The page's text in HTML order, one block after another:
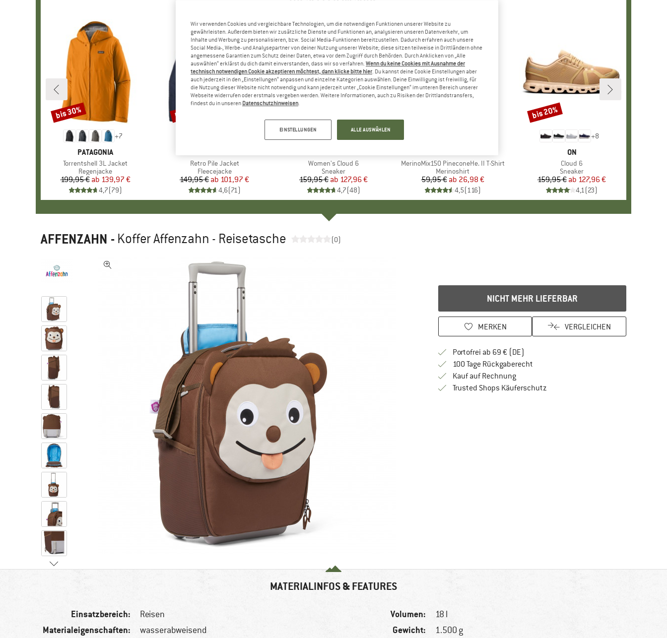
+7
MARKE
PATAGONIA
Artikel
Torrentshell 3L Jacket
Produktgruppe
Regenjacke
Preis
199,95 € reduzierter Preis
ab 139,97 €
4,7(79)
Rabatt
bis 30%
Artikel
Retro Pile Jacket
Produktgruppe
Fleecejacke
Preis
149,95 € reduzierter Preis
ab 101,97 €
4,6(71)
Rabatt
bis 32%
Artikel
Women's Cloud 6
Produktgruppe
Sneaker
Preis
159,95 € reduzierter Preis
ab 127,96 €
4,7(48)
Artikel
MerinoMix150 PineconeHe. II T-Shirt
Produktgruppe
Merinoshirt
Preis
59,95 € reduzierter Preis
ab 26,98 €
4,5(116)
+8
MARKE
ON
Artikel
Cloud 6
Produktgruppe
Sneaker
Preis
159,95 € reduzierter Preis
ab 127,96 €
4,1(23)
Rabatt
bis 20%
AFFENZAHN - Koffer Affenzahn - Reisetasche (0)
NICHT MEHR LIEFERBAR
MERKEN VERGLEICHEN
Portofrei ab 69 € (DE)
100 Tage RückgaberechtGehe hier zu den Rückgabe-Richtlinien
Kauf auf RechnungFinde die Zahlungs-Infos hier! Öffnet sich in
Trusted Shops KäuferschutzFinde alle Infos hier!
MATERIALINFOS & FEATURES
Einsatzbereich: Reisen
Materialeigenschaften: wasserabweisend
Volumen: 18 l
Gewicht: 1.500 g
Wir verwenden Cookies und vergleichbare Technologien, um die notwendigen Funktionen unserer Website zu
gewährleisten. Außerdem bieten wir zusätzliche Dienste und Funktionen an, analysieren unseren Datenverkehr, um
Inhalte und Werbung zu personalisieren, bzw. Social Media-Funktionen bereitzustellen. Dadurch erfahren auch unsere
Social Media-, Werbe- und Analysepartner von deiner Nutzung unserer Website; diese sitzen teilweise in Drittländern ohne
angemessene Garantien zum Schutz deiner Daten, etwa vor dem Zugriff durch Behörden. Durch Anklicken von „Alle
auswählen“ erklärst du dich damit einverstanden, dass wir so verfahren. Wenn du keine Cookies mit Ausnahme der
technisch notwendigen Cookie akzeptieren möchtest, dann klicke bitte hier. Du kannst deine Cookie Einstellungen aber
auch jederzeit in den „Einstellungen“ anpassen und einzelne Kategorien auswählen. Deine Einwilligung ist freiwillig, für
die Nutzung dieser Website nicht notwendig und kann jederzeit unter „Cookie Einstellungen“ im unteren Bereich unserer
Webseite widerrufen oder erstmals vergeben werden. Weitere Informationen, auch zu Risiken der Drittlandstransfers,
findest du in unseren Datenschutzhinweisen.
EINSTELLUNGEN ALLE AUSWÄHLEN